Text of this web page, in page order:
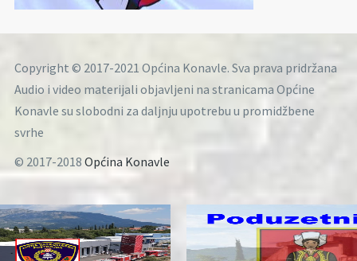
Copyright © 2017-2021 Općina Konavle. Sva prava pridržana
Audio i video materijali objavljeni na stranicama Općine
Konavle su slobodni za daljnju upotrebu u promidžbene
svrhe
© 2017-2018 Općina Konavle